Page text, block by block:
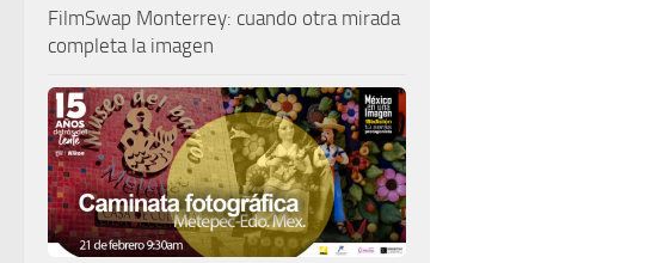
FilmSwap Monterrey: cuando otra mirada
completa la imagen